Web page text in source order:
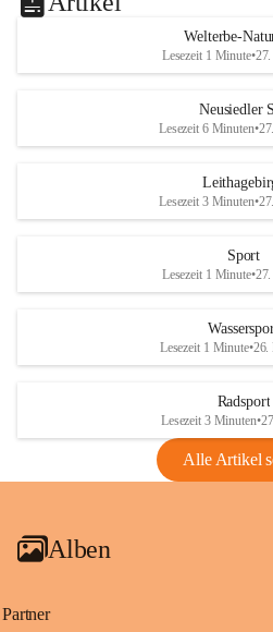
s
d
S
Weinbaugesetz sind nicht gepflegte oder
unzulässige Weingärten zu roden! Bitte
helfen wir zusammen um unsere Winzer
vor den prognostizierten Ernteausfällen
und den daraus folgenden wirtschaftlichen
Maßnahmen zur Bekämpfung
Rebe und der Amerikanischen
Anhang VBl. EU Nr. 18
1 Seite•1,4 MB
VBl. EU Nr. 18_2026
Welterbe-
Lesezeit 1 Minute•
Neusiedler
Lesezeit 6 Minuten•
Lesezeit 3 Minuten•
Sport
Lesezeit 1 Minute•
Lesezeit 1 Minute•26.
Radsport
Lesezeit 3 Minuten•
Alle Artikel
Alben
Partner